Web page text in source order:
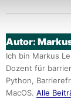
Autor:
Ich bin Markus
Dozent für
Python,
MacOS. Alle